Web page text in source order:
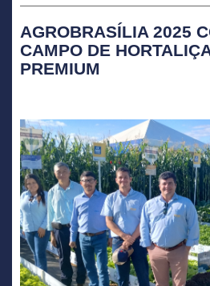
AGROBRASÍLIA 2025
CAMPO DE
PREMIUM